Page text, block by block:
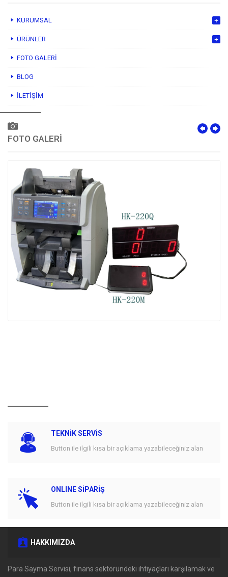
KURUMSAL
ÜRÜNLER
FOTO GALERI
BLOG
İLETIŞIM
FOTO GALERİ
TEKNİK SERVİS
Button ile ilgili kısa bir açıklama yazabileceğiniz alan
ONLINE SİPARİŞ
Button ile ilgili kısa bir açıklama yazabileceğiniz alan
HAKKIMIZDA
Para Sayma Servisi, finans sektöründeki ihtiyaçları karşılamak ve